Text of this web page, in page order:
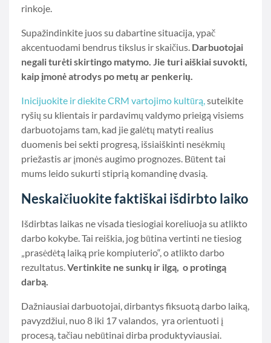
rinkoje.
Supažindinkite juos su dabartine situacija, ypač
akcentuodami bendrus tikslus ir skaičius. Darbuotojai
negali turėti skirtingo matymo. Jie turi aiškiai suvokti,
kaip įmonė atrodys po metų ar penkerių.
Inicijuokite ir diekite CRM vartojimo kultūrą,suteikite
ryšių su klientais ir pardavimų valdymo prieigą visiems
darbuotojams tam, kad jie galėtų matyti realius
duomenis bei sekti progresą, išsiaiškinti nesėkmių
priežastis ar įmonės augimo prognozes. Būtent tai
mums leido sukurti stiprią komandinę dvasią.
Neskaičiuokite faktiškai išdirbto laiko
Išdirbtas laikas ne visada tiesiogiai koreliuoja su atlikto
darbo kokybe. Tai reiškia, jog būtina vertinti ne tiesiog
„prasėdėtą laiką prie kompiuterio“, o atlikto darbo
rezultatus.Vertinkite ne sunkų ir ilgą, o protingą
darbą.
Dažniausiai darbuotojai, dirbantys fiksuotą darbo laiką,
pavyzdžiui, nuo 8 iki 17 valandos, yra orientuoti į
procesą, tačiau nebūtinai dirba produktyviausiai.